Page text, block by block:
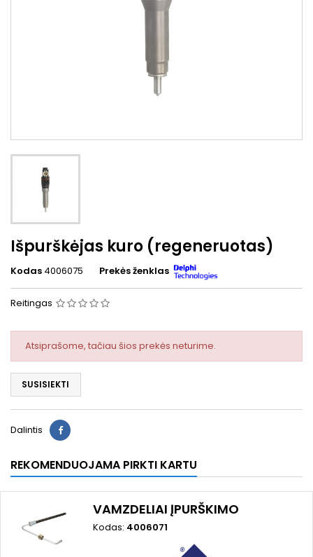
Išpurškėjas kuro (regeneruotas)
Kodas 4006075 Prekės ženklas
Reitingas
Atsiprašome, tačiau šios prekės neturime.
SUSISIEKTI
Dalintis
REKOMENDUOJAMA PIRKTI KARTU
VAMZDELIAI ĮPURŠKIMO
Kodas: 4006071